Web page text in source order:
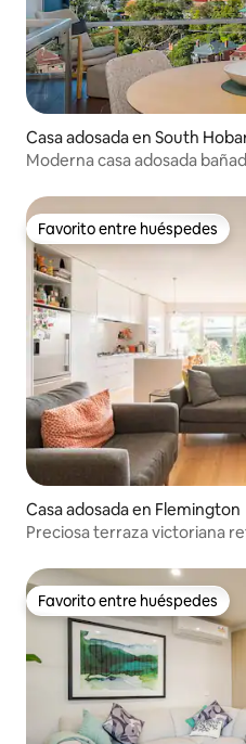
Casa adosada en South
Moderna casa adosada
Favorito entre huéspedes
Favorito entre huéspedes
Casa adosada en Flemington
Preciosa terraza victoriana
Favorito entre huéspedes
Favorito entre huéspedes